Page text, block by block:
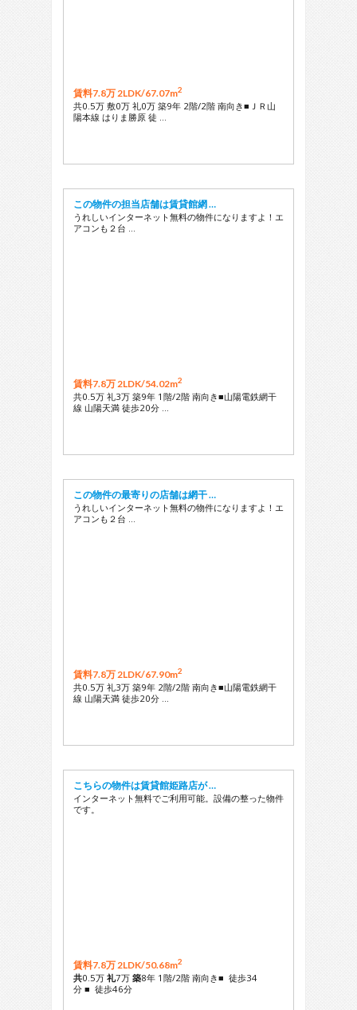
賃料7.8万 2LDK/67.07m2
共0.5万 敷0万 礼0万 築9年 2階/2階 南向き■ＪＲ山
陽本線 はりま勝原 徒 …
この物件の担当店舗は賃貸館網 …
うれしいインターネット無料の物件になりますよ！エ
アコンも２台 …
賃料7.8万 2LDK/54.02m2
共0.5万 礼3万 築9年 1階/2階 南向き■山陽電鉄網干
線 山陽天満 徒歩20分 …
この物件の最寄りの店舗は網干 …
うれしいインターネット無料の物件になりますよ！エ
アコンも２台 …
賃料7.8万 2LDK/67.90m2
共0.5万 礼3万 築9年 2階/2階 南向き■山陽電鉄網干
線 山陽天満 徒歩20分 …
こちらの物件は賃貸館姫路店が …
インターネット無料でご利用可能。設備の整った物件
です。
賃料7.8万 2LDK/50.68m2
共0.5万 礼7万 築8年 1階/2階 南向き■ 徒歩34
分 ■ 徒歩46分